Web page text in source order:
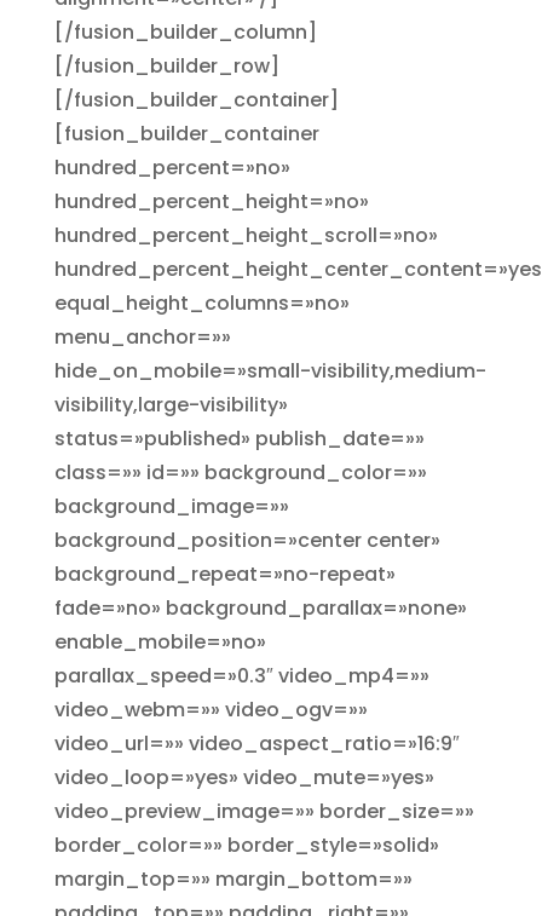
[/fusion_builder_column]
[/fusion_builder_row]
[/fusion_builder_container]
[fusion_builder_container
hundred_percent=»no»
hundred_percent_height=»no»
hundred_percent_height_scroll=»no»
equal_height_columns=»no»
menu_anchor=»»
hide_on_mobile=»small-visibility,medium-
visibility,large-visibility»
status=»published» publish_date=»»
class=»» id=»» background_color=»»
background_image=»»
background_position=»center center»
background_repeat=»no-repeat»
fade=»no» background_parallax=»none»
enable_mobile=»no»
parallax_speed=»0.3″ video_mp4=»»
video_webm=»» video_ogv=»»
video_url=»» video_aspect_ratio=»16:9″
video_loop=»yes» video_mute=»yes»
video_preview_image=»» border_size=»»
border_color=»» border_style=»solid»
margin_top=»» margin_bottom=»»